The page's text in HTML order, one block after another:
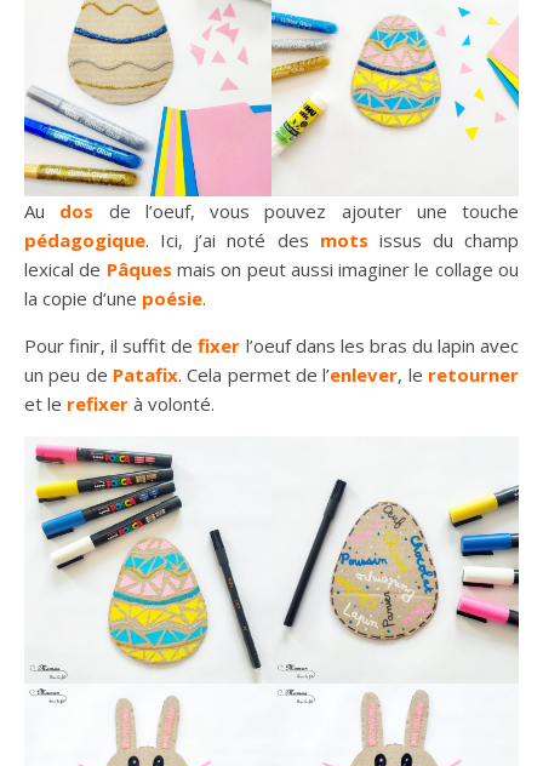
Au dos
de l’oeuf, vous pouvez ajouter une touche
pédagogique. Ici, j’ai noté des mots issus du champ
lexical de Pâques mais on peut aussi imaginer le collage ou
la copie d’une poésie.
Pour finir, il suffit defixer l’oeuf dans les bras du lapin avec
un peu de Patafix. Cela permet de l’enlever, le retourner
et le refixer à volonté.